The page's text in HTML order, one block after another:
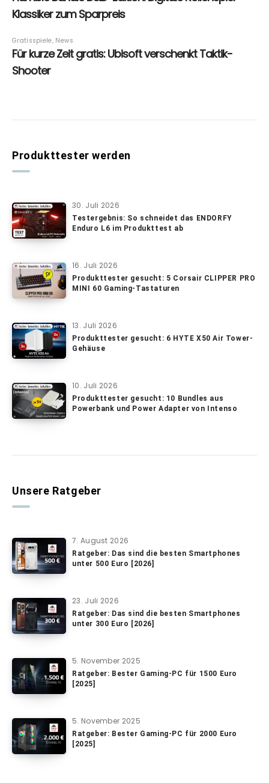
Produkttester werden
30. Juli 2026
Testergebnis: So schneidet das ENDORFY
Enduro L6 im Produkttest ab
16. Juli 2026
Produkttester gesucht: 5 Corsair CLIPPER PRO
MINI 60 Gaming-Tastaturen
13. Juli 2026
Produkttester gesucht: 6 HYTE X50 Air Tower-
Gehäuse
10. Juli 2026
Produkttester gesucht: 10 Bundles aus
Powerbank und Power Adapter von Intenso
Unsere Ratgeber
7. August 2026
Ratgeber: Das sind die besten Smartphones
unter 500 Euro [2026]
23. Juli 2026
Ratgeber: Das sind die besten Smartphones
unter 300 Euro [2026]
5. November 2025
Ratgeber: Bester Gaming-PC für 1500 Euro
[2025]
5. November 2025
Ratgeber: Bester Gaming-PC für 2000 Euro
[2025]